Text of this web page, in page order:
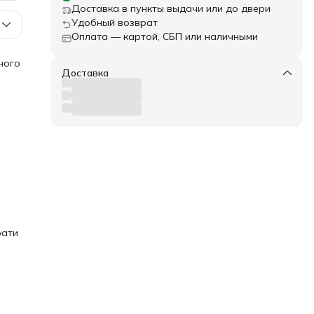
и
Доставка в пункты выдачи или до двери
Удобный возврат
Оплата — картой, СБП или наличными
Доставка